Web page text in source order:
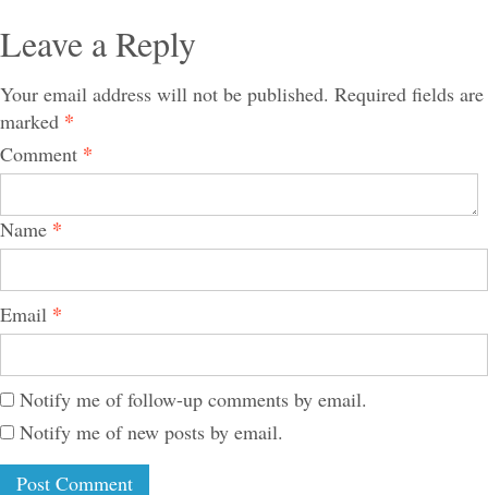
Leave a Reply
Your email address will not be published. Required fields are
marked *
Comment *
Name *
Email *
Notify me of follow-up comments by email.
Notify me of new posts by email.